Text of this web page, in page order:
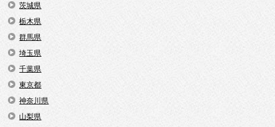
茨城県
栃木県
群馬県
埼玉県
千葉県
東京都
神奈川県
山梨県